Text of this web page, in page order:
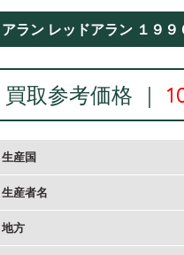
アラン レッドアラン １９
買取参考価格 ｜
生産国
生産者名
地方